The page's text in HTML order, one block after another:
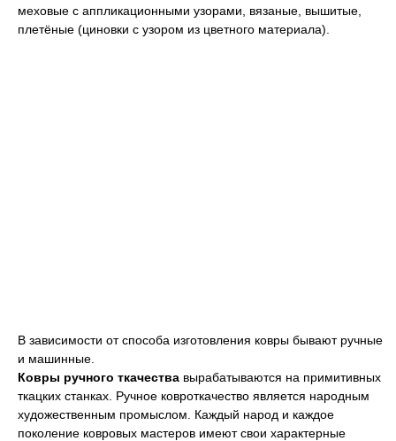
меховые с аппликационными узорами, вязаные, вышитые,
плетёные (циновки с узором из цветного материала).
В зависимости от способа изготовления ковры бывают ручные
и машинные.
Ковры ручного ткачества вырабатываются на примитивных
ткацких станках. Ручное ковроткачество является народным
художественным промыслом. Каждый народ и каждое
поколение ковровых мастеров имеют свои характерные